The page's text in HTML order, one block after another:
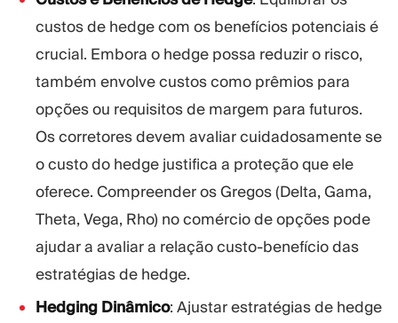
custos de hedge com os benefícios potenciais é
crucial. Embora o hedge possa reduzir o risco,
também envolve custos como prêmios para
opções ou requisitos de margem para futuros.
Os corretores devem avaliar cuidadosamente se
o custo do hedge justifica a proteção que ele
oferece. Compreender os Gregos (Delta, Gama,
Theta, Vega, Rho) no comércio de opções pode
ajudar a avaliar a relação custo-benefício das
estratégias de hedge.
Hedging Dinâmico: Ajustar estratégias de hedge